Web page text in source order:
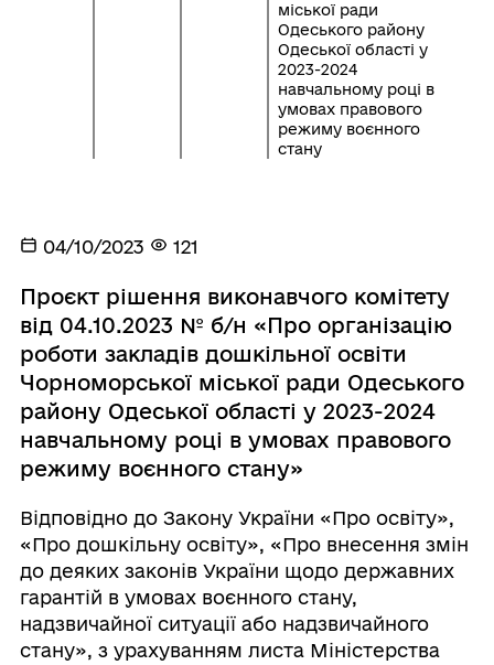
міської ради
Одеського району
Одеської області у
2023-2024
навчальному році в
умовах правового
режиму воєнного
стану
04/10/2023 121
Проєкт рішення виконавчого комітету
від 04.10.2023 № б/н «Про організацію
роботи закладів дошкільної освіти
Чорноморської міської ради Одеського
району Одеської області у 2023-2024
навчальному році в умовах правового
режиму воєнного стану»
Відповідно до Закону України «Про освіту»,
«Про дошкільну освіту», «Про внесення змін
до деяких законів України щодо державних
гарантій в умовах воєнного стану,
надзвичайної ситуації або надзвичайного
стану», з урахуванням листа Міністерства